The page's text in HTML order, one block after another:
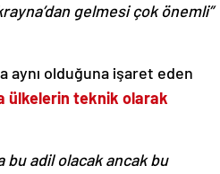
gelmesi çok önemli”
aynı olduğuna işaret eden
ülkelerin teknik olarak
bu adil olacak ancak bu